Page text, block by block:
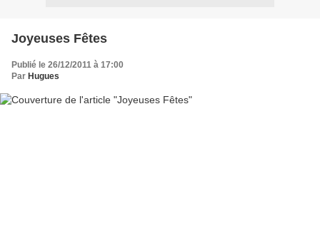
Joyeuses Fêtes
Publié le 26/12/2011 à 17:00
Par Hugues